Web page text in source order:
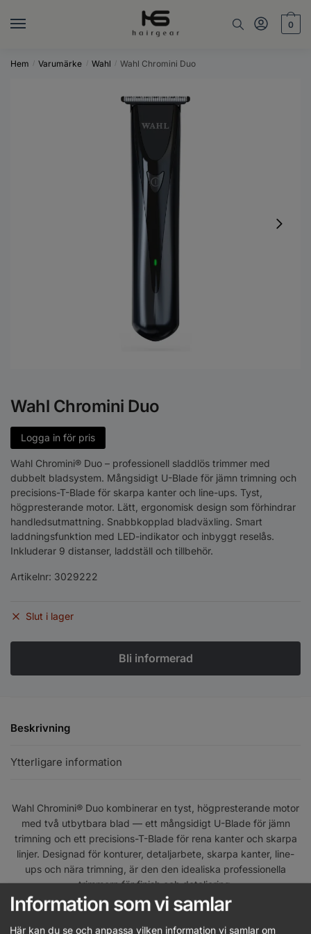
0
Hem / Varumärke / Wahl / Wahl Chromini Duo
Wahl Chromini Duo
Logga in för pris
Wahl Chromini® Duo – professionell sladdlös trimmer med
dubbelt bladsystem. Mångsidigt U-Blade för jämn trimning och
precisions-T-Blade för skarpa kanter och line-ups. Tyst,
högpresterande motor. Lätt, ergonomisk design som förhindrar
handledsutmattning. Snabbkopplad bladväxling. Smart
laddningsfunktion med LED-indikator och inbyggt reselås.
Inkluderar 9 distanser, laddställ och tillbehör.
Artikelnr: 3029222
Slut i lager
Beskrivning
Ytterligare information
Wahl Chromini® Duo kombinerar en tyst, högpresterande motor
med två utbytbara blad — ett mångsidigt U-Blade för jämn
trimning och ett precisions-T-Blade för rena kanter och skarpa
linjer. Designad för konturer, detaljarbete, skarpa kanter, line-
ups och nära trimning, är den den idealiska professionella
trimmern för finish och detaljering.
Dubbelt bladsystem
Information som vi samlar
Här kan du se och anpassa vilken information vi samlar om